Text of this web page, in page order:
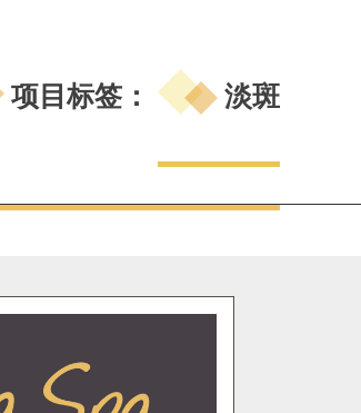
项目标签： 淡斑